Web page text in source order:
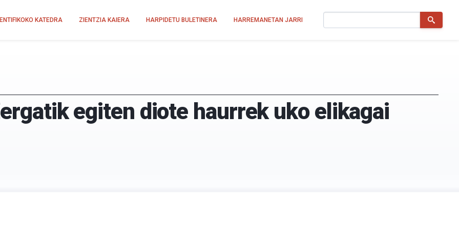
KATEDRA ZIENTZIA KAIERA HARPIDETU BULETINERA HARREMANETAN JARRI
egiten diote haurrek uko elikagai